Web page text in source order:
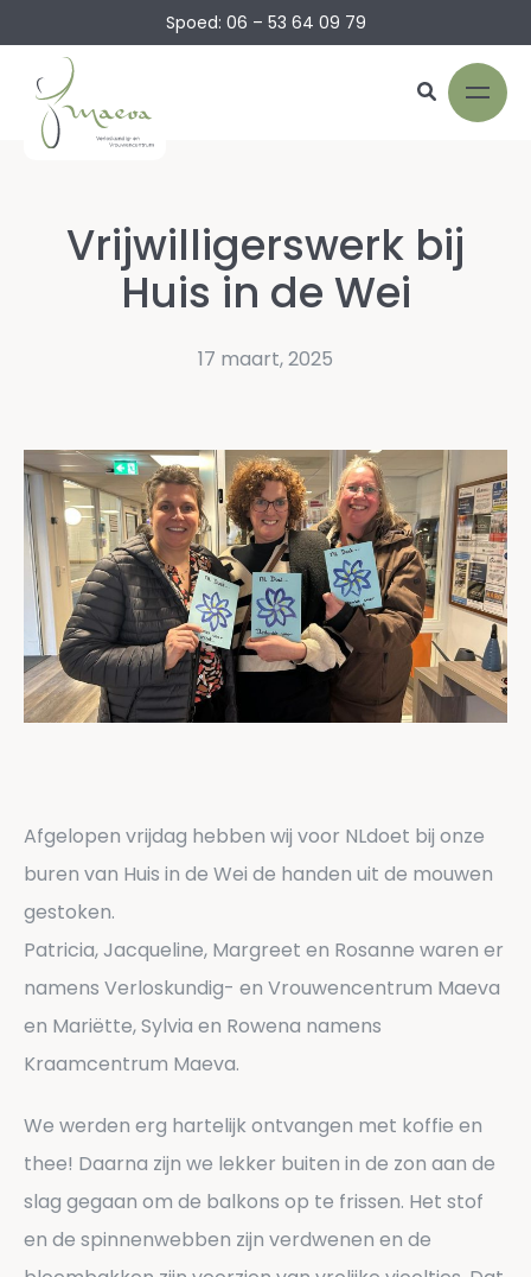
Spoed: 06 – 53 64 09 79
Vrijwilligerswerk bij
Huis in de Wei
17 maart, 2025
Afgelopen vrijdag hebben wij voor NLdoet bij onze
buren van Huis in de Wei de handen uit de mouwen
gestoken.
Patricia, Jacqueline, Margreet en Rosanne waren er
namens Verloskundig- en Vrouwencentrum Maeva
en Mariëtte, Sylvia en Rowena namens
Kraamcentrum Maeva.
We werden erg hartelijk ontvangen met koffie en
thee! Daarna zijn we lekker buiten in de zon aan de
slag gegaan om de balkons op te frissen. Het stof
en de spinnenwebben zijn verdwenen en de